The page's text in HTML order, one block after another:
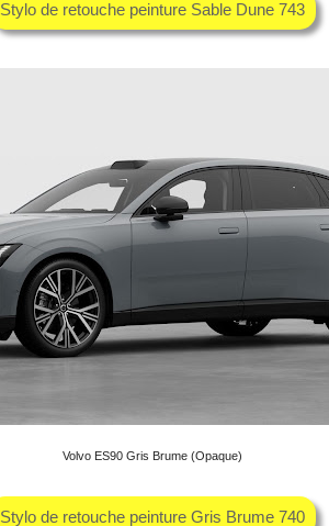
Stylo de retouche peinture Sable Dune 743
Volvo ES90 Gris Brume (Opaque)
Stylo de retouche peinture Gris Brume 740